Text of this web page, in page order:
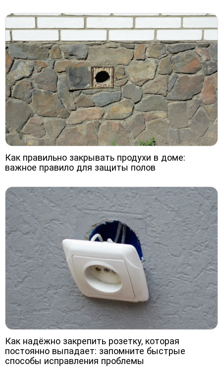
Как правильно закрывать продухи в доме:
важное правило для защиты полов
Как надёжно закрепить розетку, которая
постоянно выпадает: запомните быстрые
способы исправления проблемы